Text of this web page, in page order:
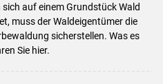
sich auf einem Grundstück Wald
muss der Waldeigentümer die
sicherstellen. Was es
Sie hier.